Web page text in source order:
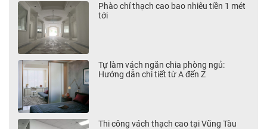
Phào chỉ thạch cao bao nhiêu tiền 1 mét
tới
Tự làm vách ngăn chia phòng ngủ:
Hướng dẫn chi tiết từ A đến Z
Thi công vách thạch cao tại Vũng Tàu